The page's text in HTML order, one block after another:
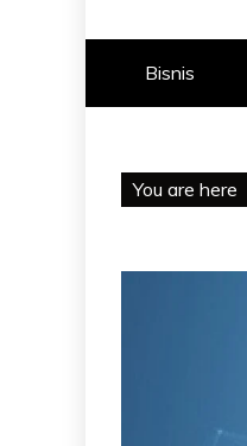
Bisnis
You are here